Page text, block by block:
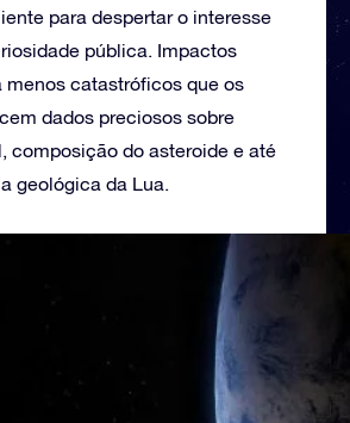
para despertar o interesse
pública. Impactos
menos catastróficos que os
dados preciosos sobre
composição do asteroide e até
geológica da Lua.